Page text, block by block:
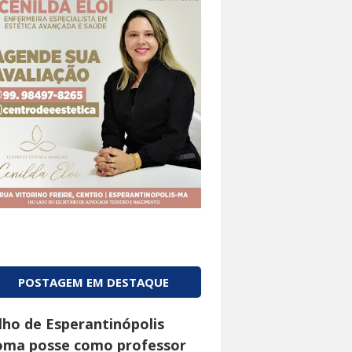
POSTAGEM EM DESTAQUE
de Esperantinópolis
posse como professor